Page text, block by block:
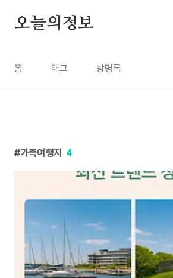
오늘의정보
홈 태그 방명록
가족여행지 4